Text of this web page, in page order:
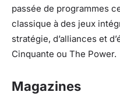
passée de programmes
classique à des jeux
stratégie, d’alliances et
Cinquante ou The Power.
Magazines